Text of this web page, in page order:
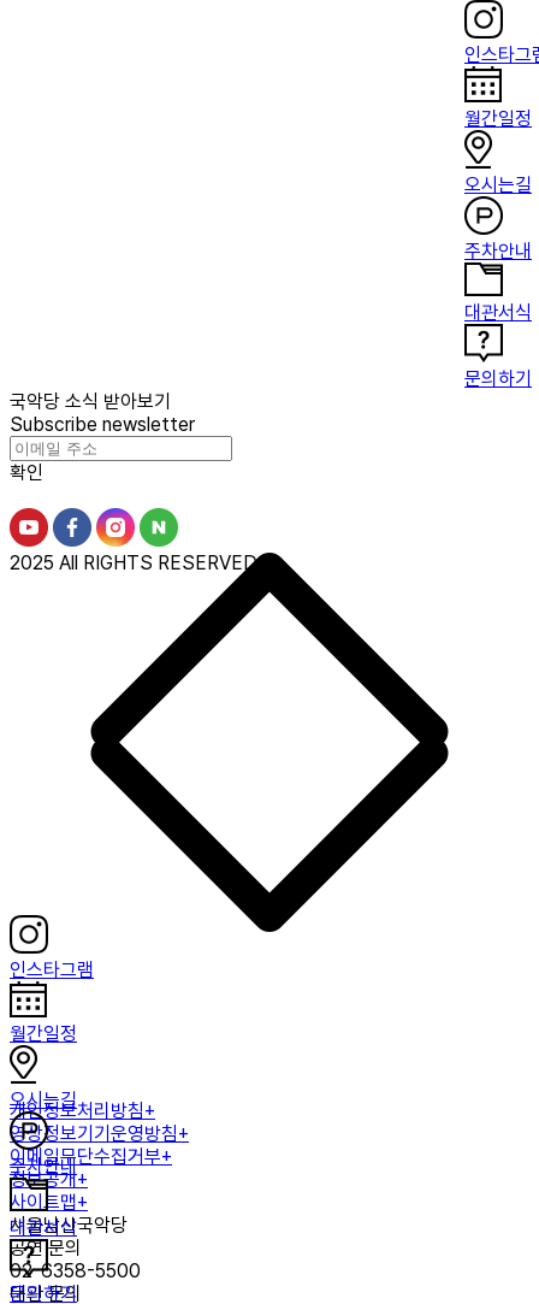
인스타그
월간일정
오시는길
주차안내
대관서식
문의하기
인스타그램
월간일정
오시는길
주차안내
대관서식
문의하기
국악당 소식 받아보기
Subscribe newsletter
확인
2025 All RIGHTS RESERVED.
개인정보처리방침+
영상정보기기운영방침+
이메일무단수집거부+
정보공개+
사이트맵+
서울남산국악당
공연 문의
02-6358-5500
대관 문의